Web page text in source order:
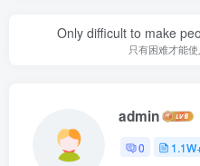
Only difficult to make
只有困难才能
admin
0